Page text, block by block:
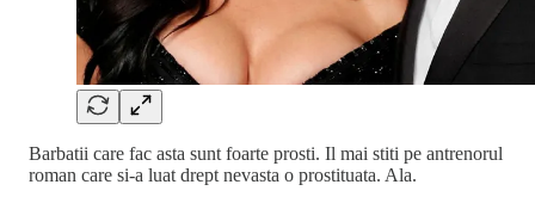
Barbatii care fac asta sunt foarte prosti. Il mai stiti pe antrenorul
roman care si-a luat drept nevasta o prostituata. Ala.